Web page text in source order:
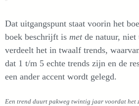
Dat uitgangspunt staat voorin het
boek beschrijft is met de natuur,
verdeelt het in twaalf trends,
dat 1 t/m 5 echte trends zijn en de
een ander accent wordt gelegd.
Een trend duurt pakweg twintig jaar voordat het